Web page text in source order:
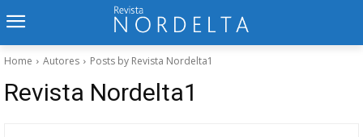
Home Autores Posts by Revista Nordelta1
Revista Nordelta1